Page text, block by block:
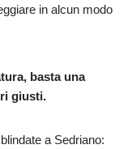
in alcun modo
basta una
giusti.
a Sedriano: